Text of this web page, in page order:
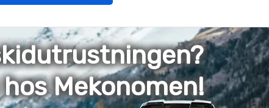
Mekonomen!